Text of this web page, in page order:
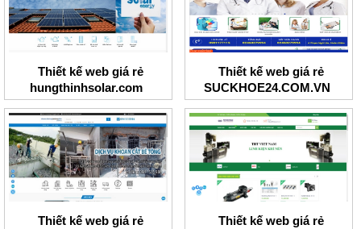
Thiết kế web giá rẻ
hungthinhsolar.com
Thiết kế web giá rẻ
SUCKHOE24.COM.VN
Thiết kế web giá rẻ
Thiết kế web giá rẻ